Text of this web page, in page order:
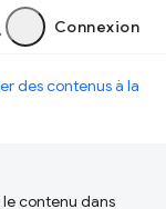
Connexion
des contenus à la
contenu dans